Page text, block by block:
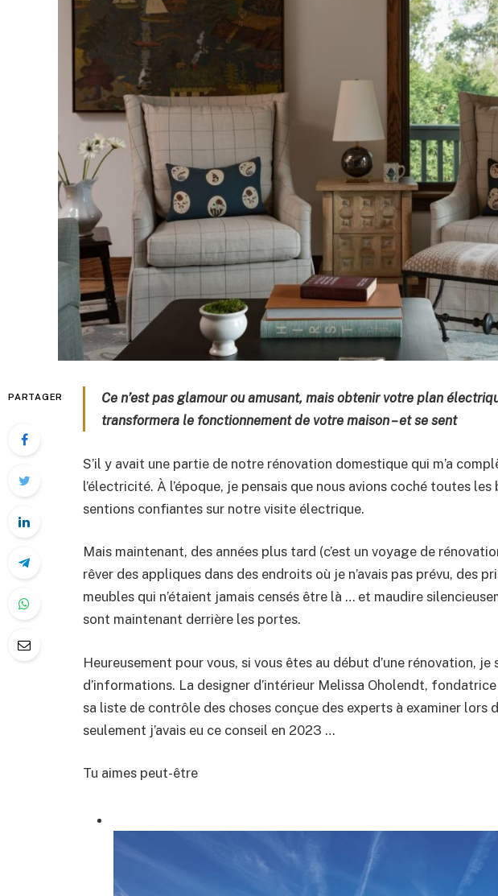
PARTAGER
Ce n’est pas glamour ou amusant, mais obtenir votre plan
transformera le fonctionnement de votre maison – et se sent
S’il y avait une partie de notre rénovation domestique qui m’a
l’électricité. À l’époque, je pensais que nous avions coché toutes
sentions confiantes sur notre visite électrique.
Mais maintenant, des années plus tard (c’est un voyage de
rêver des appliques dans des endroits où je n’avais pas prévu, des
meubles qui n’étaient jamais censés être là … et maudire
sont maintenant derrière les portes.
Heureusement pour vous, si vous êtes au début d’une rénovation, je
d’informations. La designer d’intérieur Melissa Oholendt,
sa liste de contrôle des choses conçue des experts à examiner lors
seulement j’avais eu ce conseil en 2023 …
Tu aimes peut-être